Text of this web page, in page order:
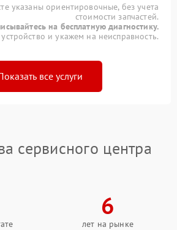
указаны ориентировочные, без учета
стоимости запчастей.
на бесплатную диагностику.
и укажем на неисправность.
все услуги
сервисного центра
6
лет на рынке